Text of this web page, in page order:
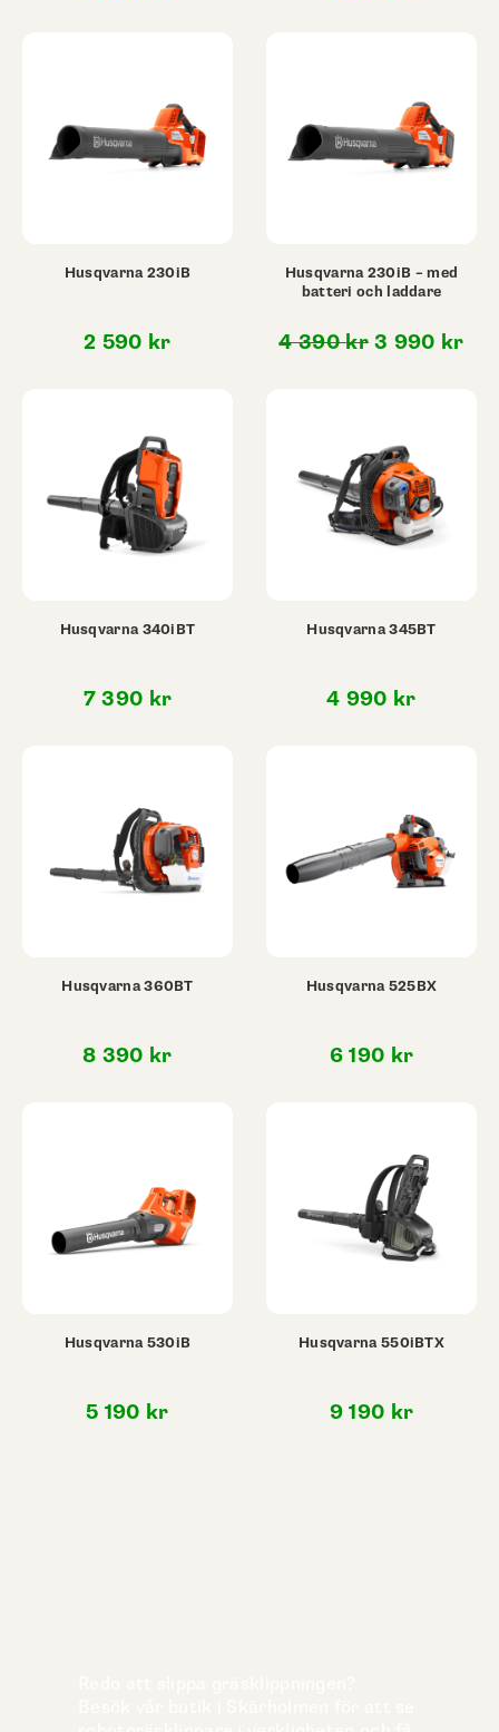
Husqvarna 230iB
2 590 kr
Husqvarna 230iB – med
batteri och laddare
4 390kr Det
390 kr.
3 990 krDet
Husqvarna 340iBT
7 390 kr
Husqvarna 345BT
4 990 kr
Husqvarna 360BT
8 390 kr
Husqvarna 525BX
6 190 kr
Husqvarna 530iB
5 190 kr
Husqvarna 550iBTX
9 190 kr